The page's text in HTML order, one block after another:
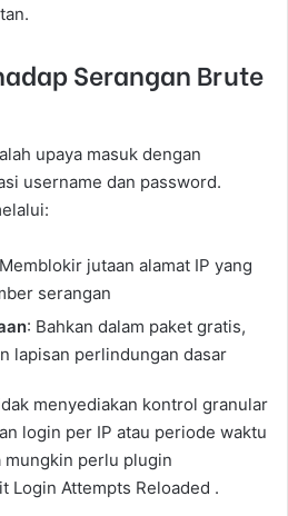
Serangan Brute
upaya masuk dengan
username dan password.
jutaan alamat IP yang
serangan
: Bahkan dalam paket gratis,
lapisan perlindungan dasar
menyediakan kontrol granular
login per IP atau periode waktu
perlu plugin
Login Attempts Reloaded .